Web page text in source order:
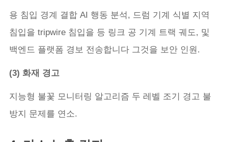
용 침입 경계 결합 AI 행동 분석, 드럼 기계 식별 지역
침입을 tripwire 침입을 등 링크 공 기계 트랙 궤도, 및
백엔드 플랫폼 경보 전송합니다 그것을 보안 인원.
(3) 화재 경고
지능형 불꽃 모니터링 알고리즘 두 레벨 조기 경고 불
방지 문제를 연소.